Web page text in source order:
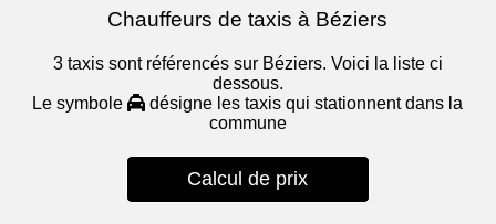
Chauffeurs de taxis à Béziers
3 taxis sont référencés sur Béziers. Voici la liste ci
dessous.
Le symbole
désigne les taxis qui stationnent dans la
commune
Calcul de prix